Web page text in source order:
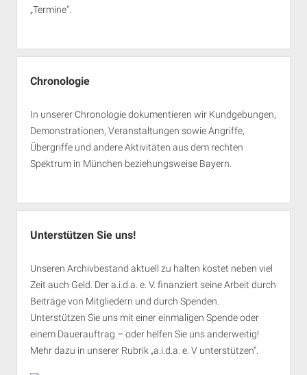
„Termine“.
Chronologie
In unserer Chronologie dokumentieren wir Kundgebungen,
Demonstrationen, Veranstaltungen sowie Angriffe,
Übergriffe und andere Aktivitäten aus dem rechten
Spektrum in München beziehungsweise Bayern.
Unterstützen Sie uns!
Unseren Archivbestand aktuell zu halten kostet neben viel
Zeit auch Geld. Der a.i.d.a. e. V. finanziert seine Arbeit durch
Beiträge von Mitgliedern und durch Spenden.
Unterstützen Sie uns mit einer einmaligen Spende oder
einem Dauerauftrag – oder helfen Sie uns anderweitig!
Mehr dazu in unserer Rubrik „a.i.d.a. e. V unterstützen“.